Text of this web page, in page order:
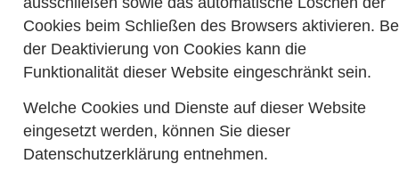
Cookies beim Schließen des Browsers aktivieren.
der Deaktivierung von Cookies kann die
Funktionalität dieser Website eingeschränkt sein.
Welche Cookies und Dienste auf dieser Website
eingesetzt werden, können Sie dieser
Datenschutzerklärung entnehmen.